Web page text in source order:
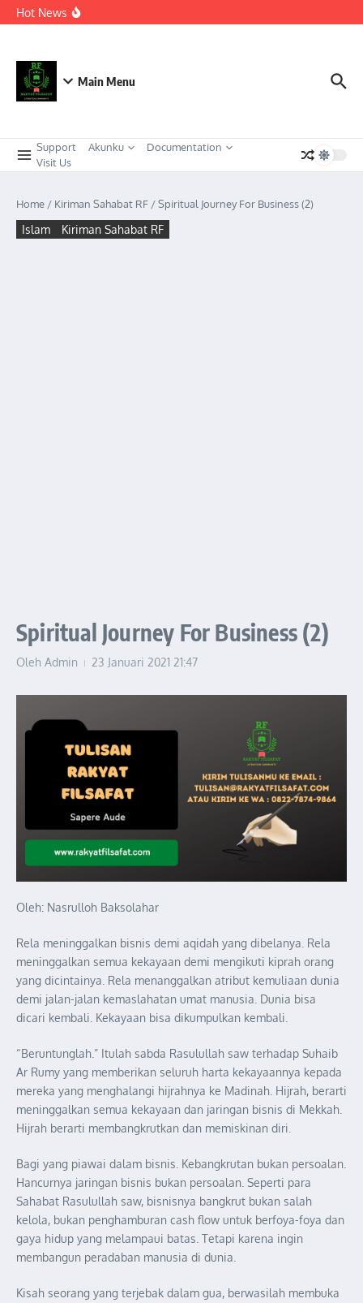
Lewati ke konten
Hot News
STRATEGI ADAPTIF MENGHADAPI PERUBAHAN SOSIAL
Berkeadaban: Refleksi atas Kasus Melonjaknya Harga dan
Kelangkaan Solar Bersubsidi.
Main Menu
Support Akunku
Documentation
Visit Us
Home / Kiriman Sahabat RF /Spiritual Journey For Business (2)
Islam Kiriman Sahabat RF
Spiritual Journey For Business (2)
Oleh Admin 23 Januari 2021 21:47
Oleh: Nasrulloh Baksolahar
Rela meninggalkan bisnis demi aqidah yang dibelanya. Rela
meninggalkan semua kekayaan demi mengikuti kiprah orang
yang dicintainya. Rela menanggalkan atribut kemuliaan dunia
demi jalan-jalan kemaslahatan umat manusia. Dunia bisa
dicari kembali. Kekayaan bisa dikumpulkan kembali.
“Beruntunglah.” Itulah sabda Rasulullah saw terhadap Suhaib
Ar Rumy yang memberikan seluruh harta kekayaannya kepada
mereka yang menghalangi hijrahnya ke Madinah. Hijrah, berarti
meninggalkan semua kekayaan dan jaringan bisnis di Mekkah.
Hijrah berarti membangkrutkan dan memiskinan diri.
Bagi yang piawai dalam bisnis. Kebangkrutan bukan persoalan.
Hancurnya jaringan bisnis bukan persoalan. Seperti para
Sahabat Rasulullah saw, bisnisnya bangkrut bukan salah
kelola, bukan penghamburan cash flow untuk berfoya-foya dan
gaya hidup yang melampaui batas. Tetapi karena ingin
membangun peradaban manusia di dunia.
Kisah seorang yang terjebak dalam gua, berwasilah membuka